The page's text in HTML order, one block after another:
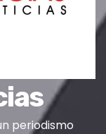
periodismo